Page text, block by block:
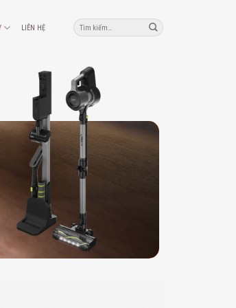
LIÊN HỆ
Tìm
kiếm: